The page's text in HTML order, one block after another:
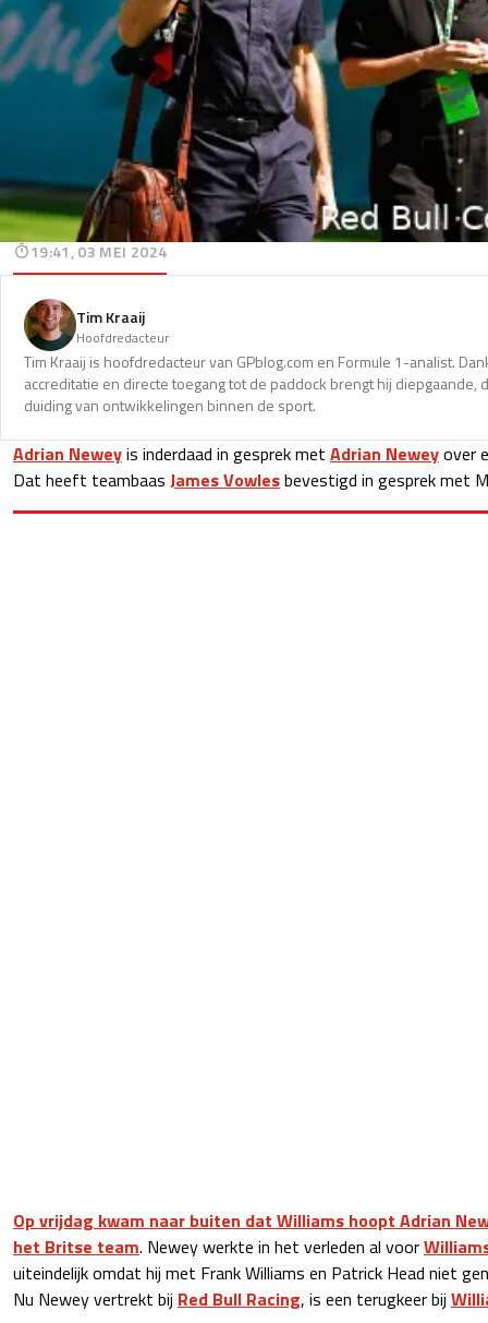
19:41, 03 MEI 2024
Tim Kraaij
Hoofdredacteur
Tim Kraaij is hoofdredacteur van GPblog.com en Formule 1-analist.
accreditatie en directe toegang tot de paddock brengt hij diepgaande,
duiding van ontwikkelingen binnen de sport.
Adrian Neweyis inderdaad in gesprek met Adrian Neweyover
Dat heeft teambaas James Vowlesbevestigd in gesprek met
Op vrijdag kwam naar buiten dat Williams hoopt Adrian
het Britse team. Newey werkte in het verleden al voor
uiteindelijk omdat hij met Frank Williams en Patrick Head niet
Nu Newey vertrekt bij Red Bull Racing, is een terugkeer bij